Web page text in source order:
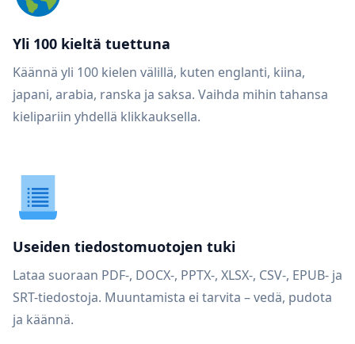
Yli 100 kieltä tuettuna
Käännä yli 100 kielen välillä, kuten englanti, kiina,
japani, arabia, ranska ja saksa. Vaihda mihin tahansa
kielipariin yhdellä klikkauksella.
Useiden tiedostomuotojen tuki
Lataa suoraan PDF-, DOCX-, PPTX-, XLSX-, CSV-, EPUB- ja
SRT-tiedostoja. Muuntamista ei tarvita – vedä, pudota
ja käännä.